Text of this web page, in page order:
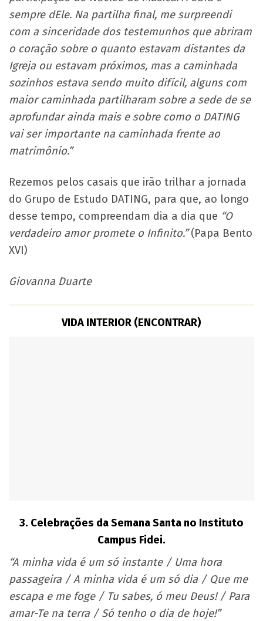
sempre dEle. Na partilha final, me surpreendi
com a sinceridade dos testemunhos que abriram
o coração sobre o quanto estavam distantes da
Igreja ou estavam próximos, mas a caminhada
sozinhos estava sendo muito difícil, alguns com
maior caminhada partilharam sobre a sede de se
aprofundar ainda mais e sobre como o DATING
vai ser importante na caminhada frente ao
matrimônio.”
Rezemos pelos casais que irão trilhar a jornada
do Grupo de Estudo DATING, para que, ao longo
desse tempo, compreendam dia a dia que “O
verdadeiro amor promete o Infinito.”(Papa Bento
XVI)
Giovanna Duarte
VIDA INTERIOR (ENCONTRAR)
3. Celebrações da Semana Santa no Instituto
Campus Fidei.
“A minha vida é um só instante / Uma hora
passageira / A minha vida é um só dia / Que me
escapa e me foge / Tu sabes, ó meu Deus! / Para
amar-Te na terra / Só tenho o dia de hoje!”